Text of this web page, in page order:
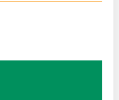
(Fleisch-)Weglassens:
sondern
Auswahl
mit guter
für die eine